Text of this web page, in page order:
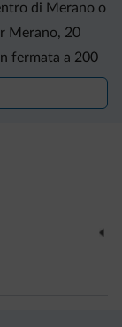
di Merano o
Merano, 20
fermata a 200
frequenza 12
minuti. Incluso
(oltre 90) e
biciclette.